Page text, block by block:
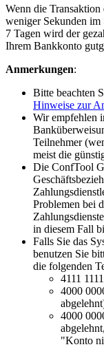
Wenn die
weniger Sekunden im
7 Tagen wird der
Ihrem Bankkonto
Anmerkungen:
Bitte beachten
Hinweise zur
Wir empfehlen
Teilnehmer
meist die
Die ConfTool
Problemen bei
in diesem Fall
Falls Sie das
benutzen Sie
die folgenden
4111
4000
4000
"Konto